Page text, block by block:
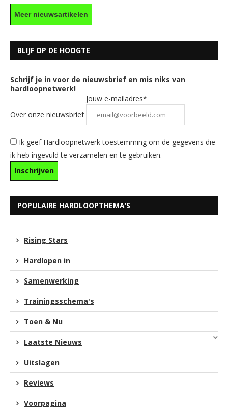
Meer nieuwsartikelen
BLIJF OP DE HOOGTE
Schrijf je in voor de nieuwsbrief en mis niks van
hardloopnetwerk!
Over onze nieuwsbrief
Jouw e-mailadres*
Ik geef Hardloopnetwerk toestemming om de gegevens die
ik heb ingevuld te verzamelen en te gebruiken.
POPULAIRE HARDLOOPTHEMA’S
Rising Stars
Hardlopen in
Samenwerking
Trainingsschema's
Toen & Nu
Laatste Nieuws
Uitslagen
Reviews
Voorpagina